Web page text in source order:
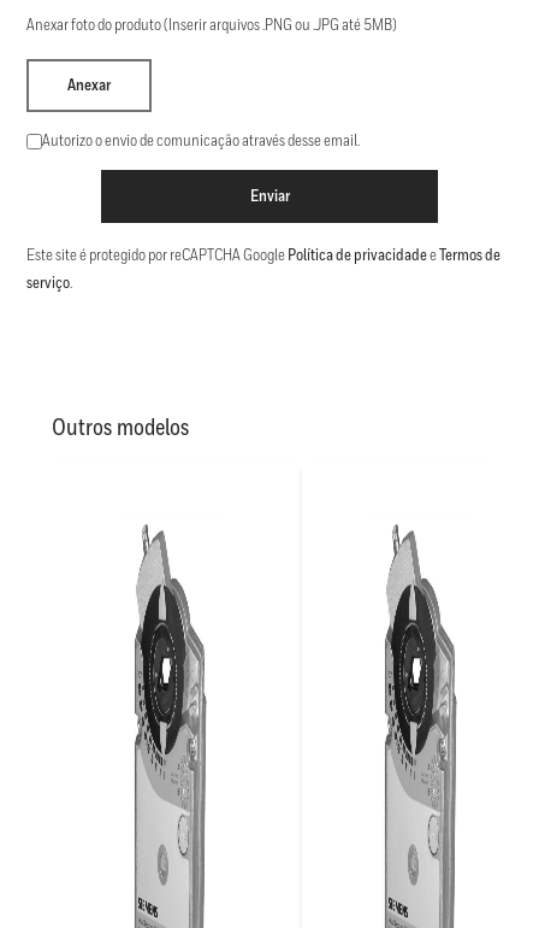
Anexar foto do produto (Inserir arquivos .PNG ou .JPG até 5MB)
Anexar
Autorizo o envio de comunicação através desse email.
Enviar
Este site é protegido por reCAPTCHA Google Política de privacidadee Termos de
serviço.
Outros modelos